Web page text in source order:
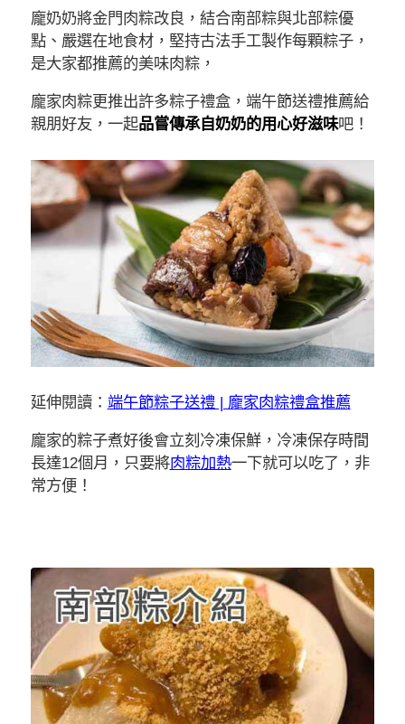
龐奶奶將金門肉粽改良，結合南部粽與北部粽優
點、嚴選在地食材，堅持古法手工製作每顆粽子，
是大家都推薦的美味肉粽，
龐家肉粽更推出許多粽子禮盒，端午節送禮推薦給
親朋好友，一起品嘗傳承自奶奶的用心好滋味吧！
延伸閱讀： 端午節粽子送禮 | 龐家肉粽禮盒推薦
龐家的粽子煮好後會立刻冷凍保鮮，冷凍保存時間
長達12個月，只要將肉粽加熱一下就可以吃了，非
常方便！